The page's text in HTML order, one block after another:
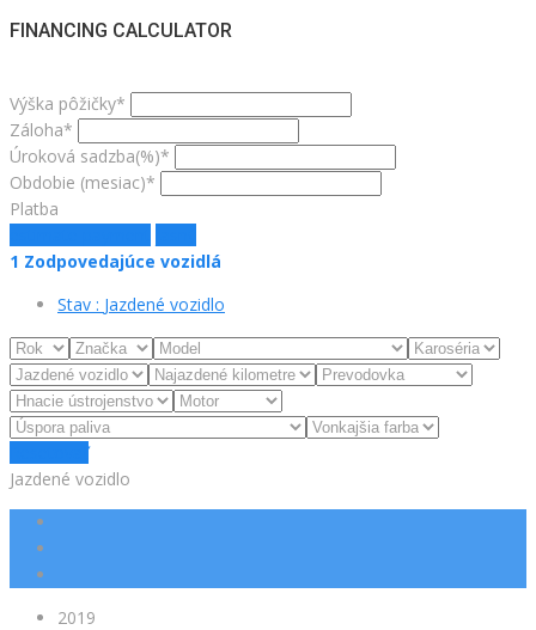
FINANCING CALCULATOR
Výška pôžičky*
Záloha*
Úroková sadzba(%)*
Obdobie (mesiac)*
Platba
1 Zodpovedajúce vozidlá
Stav : Jazdené vozidlo
Jazdené vozidlo
2019